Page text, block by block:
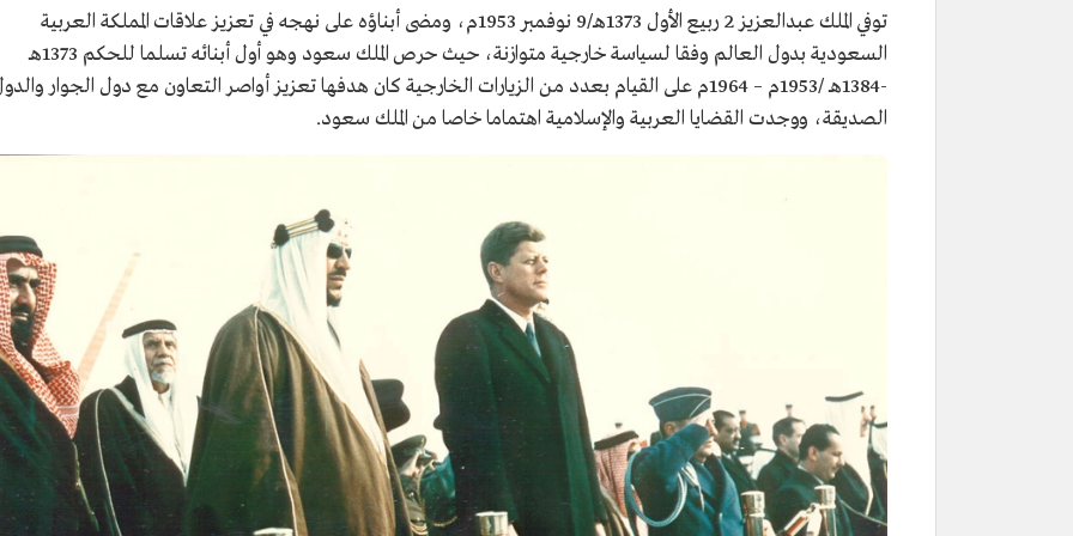
توفي الملك عبدالعزيز 2 ربيع الأول 1373هـ/9 نوفمبر 1953م، ومضى أبناؤه على نهجه في تعزيز علاقات المملكة العربية
السعودية بدول العالم وفقا لسياسة خارجية متوازنة، حيث حرص الملك سعود وهو أول أبنائه تسلما للحكم 1373هـ
-1384هـ /1953م – 1964م على القيام بعدد من الزيارات الخارجية كان هدفها تعزيز أواصر التعاون مع دول الجوار
الصديقة، ووجدت القضايا العربية والإسلامية اهتماما خاصا من الملك سعود.